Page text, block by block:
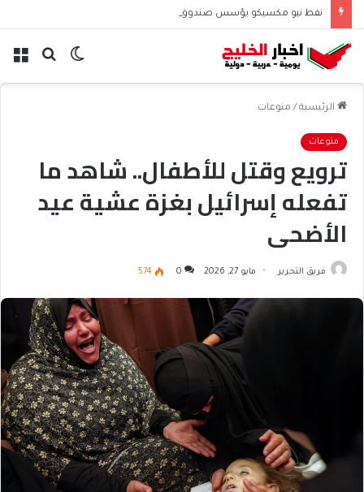
نفط نيو مكسيكو يؤسس صندوق 75 مليار دولار ويشعل جدل الإنفاق
بحث الوضع
الرئيسية / منوعات
منوعات
ترويع وقتل للأطفال.. شاهد ما
تفعله إسرائيل بغزة عشية عيد
الأضحى
فريق التحرير مايو 27, 2026 0
574